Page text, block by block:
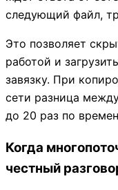
следующий файл,
Это позволяет
работой и
завязку. При
сети разница
до 20 раз по
Когда
честный